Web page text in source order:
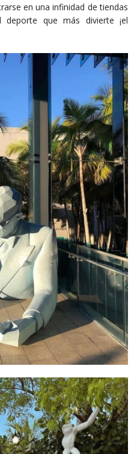
en una infinidad de tiendas
que más divierte ¡el